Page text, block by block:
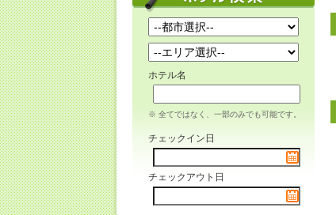
ホテル名
※ 全てではなく、一部のみでも可能です。
チェックイン日
チェックアウト日